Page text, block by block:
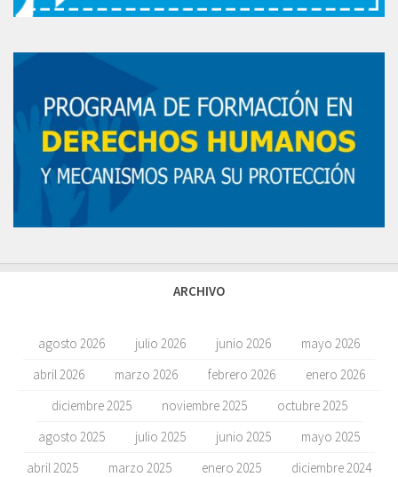
ARCHIVO
agosto 2026 julio 2026 junio 2026
mayo 2026
abril 2026
marzo 2026 febrero 2026
enero 2026
diciembre 2025
noviembre 2025
octubre 2025
agosto 2025
julio 2025 junio 2025
mayo 2025
abril 2025
marzo 2025 enero 2025
diciembre 2024